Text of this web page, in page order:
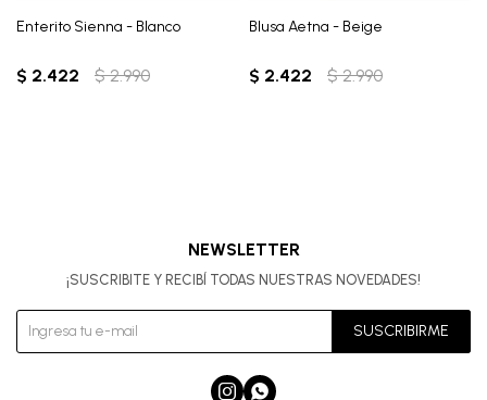
Enterito Sienna - Blanco
$ 2.422 $ 2.990
Blusa Aetna - Beige
$ 2.422 $ 2.990
NEWSLETTER
¡SUSCRIBITE Y RECIBÍ TODAS NUESTRAS NOVEDADES!
SUSCRIBIRME
 